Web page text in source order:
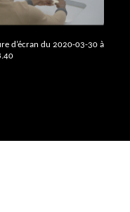
d’écran du 2020-03-30 à